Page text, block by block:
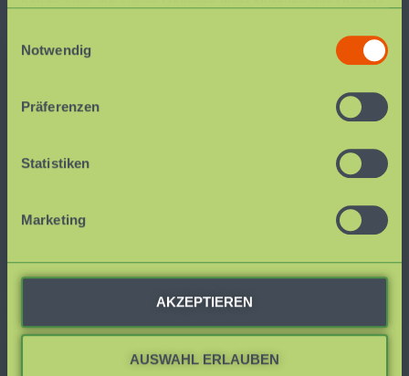
Notwendig
Präferenzen
Statistiken
Marketing
AKZEPTIEREN
AUSWAHL ERLAUBEN
Sich selbst & andere verstehen
Positive Konfliktlösestrategien
Mehr Harmonie unter den Kindern
Gewinn für Eltern &